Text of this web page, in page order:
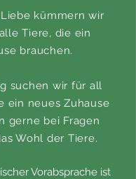
kümmern wir
Tiere, die ein
brauchen.
suchen wir für all
ein neues Zuhause
gerne bei Fragen
Wohl der Tiere.
Vorabsprache ist